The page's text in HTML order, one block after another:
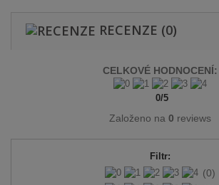
RECENZE (0)
CELKOVÉ HODNOCENÍ:
0/5
Založeno na 0 reviews
Filtr:
(0)